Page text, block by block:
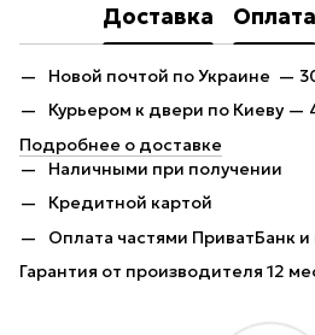
Доставка Оплата
Новой почтой по Украине —
Курьером к двери по Киеву —
Подробнее о доставке
Наличными при получении
Кредитной картой
Оплата частями ПриватБанк
Гарантия от производителя 12